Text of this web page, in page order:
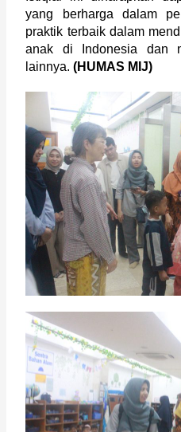
yang berharga dalam
praktik terbaik dalam
anak di Indonesia dan
lainnya. (HUMAS MIJ)